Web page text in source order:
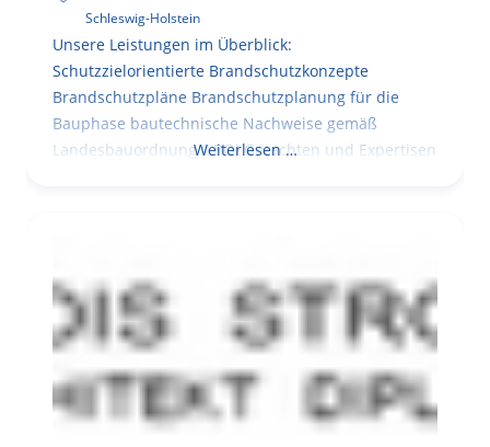
Schleswig-Holstein
Unsere Leistungen im Überblick:
Schutzzielorientierte Brandschutzkonzepte
Brandschutzpläne Brandschutzplanung für die
Bauphase bautechnische Nachweise gemäß
Landesbauordnung (LBO) Gutachten und Expertisen
Weiterlesen …